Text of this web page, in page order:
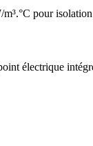
pour
électrique